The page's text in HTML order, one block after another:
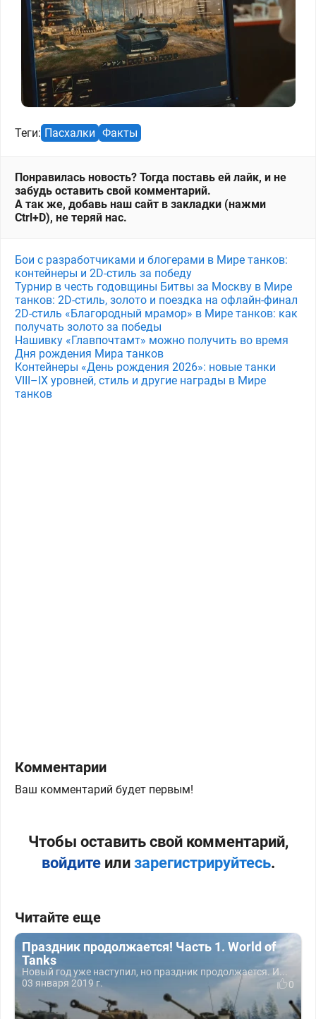
Теги: Пасхалки Факты
Понравилась новость? Тогда поставь ей лайк, и не
забудь оставить свой комментарий.
А так же, добавь наш сайт в закладки (нажми
Ctrl+D), не теряй нас.
Бои с разработчиками и блогерами в Мире танков:
контейнеры и 2D-стиль за победу
Турнир в честь годовщины Битвы за Москву в Мире
танков: 2D-стиль, золото и поездка на офлайн-финал
2D-стиль «Благородный мрамор» в Мире танков: как
получать золото за победы
Нашивку «Главпочтамт» можно получить во время
Дня рождения Мира танков
Контейнеры «День рождения 2026»: новые танки
VIII–IX уровней, стиль и другие награды в Мире
танков
Комментарии
Ваш комментарий будет первым!
Чтобы оставить свой комментарий,
войдитеили зарегистрируйтесь.
Читайте еще
Праздник продолжается! Часть 1. World of
Tanks
Новый год уже наступил, но праздник продолжается. И...
03 января 2019 г.
0